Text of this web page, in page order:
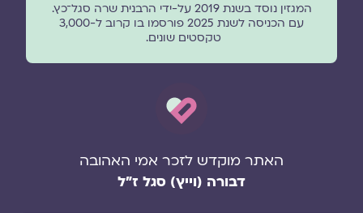
המגזין נוסד בשנת 2019 על-ידי הרבנית שרה סגל־כץ.
עם הכניסה לשנת 2025 פורסמו בו קרוב ל-3,000
טקסטים שונים.
האתר מוקדש לזכר אמי האהובה
דבורה (וייץ) סגל ז"ל